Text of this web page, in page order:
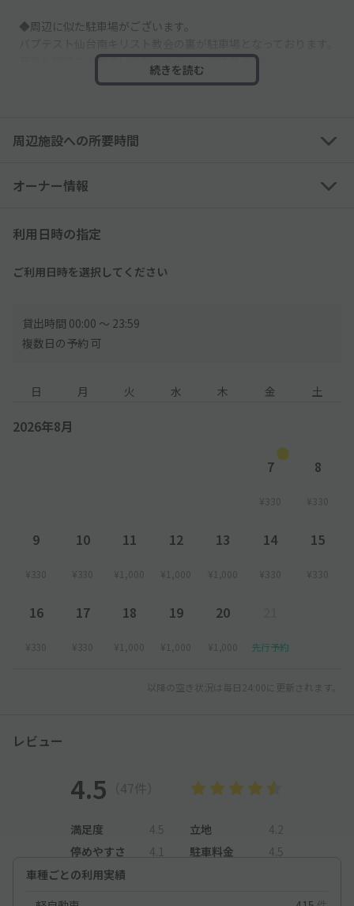
◆周辺に似た駐車場がございます。
写真を確認の上間違いのないように、ご注意下さい。
ご配慮、ご協力をお願いします。
──────────────────────────
い。
◇必ず指定された車室に駐車してください。
続きを読む
周辺施設への所要時間
オーナー情報
利用日時の指定
ご利用日時を選択してください
貸出時間 00:00 〜 23:59
複数日の予約 可
日 月 火 水 木 金 土
2026年8月
7
¥330
8
¥330
9
¥330
10
¥330
11
¥1,000
12
¥1,000
13
¥1,000
14
¥330
15
¥330
16
¥330
17
¥330
18
¥1,000
19
¥1,000
20
¥1,000 先行予約
以降の空き状況は毎日24:00に更新されます。
レビュー
4.5 （47件）
満足度 4.5 立地
4.2
停めやすさ
4.1 駐車料金
4.5
車種ごとの利用実績